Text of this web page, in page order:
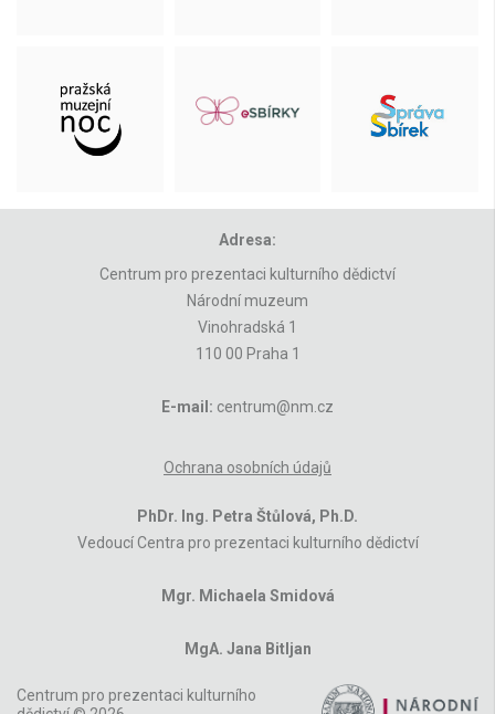
Adresa:
Centrum pro prezentaci kulturního dědictví
Národní muzeum
Vinohradská 1
110 00 Praha 1
E-mail: centrum@nm.cz
Ochrana osobních údajů
PhDr. Ing. Petra Štůlová, Ph.D.
Vedoucí Centra pro prezentaci kulturního dědictví
Mgr. Michaela Smidová
MgA. Jana Bitljan
Centrum pro prezentaci kulturního